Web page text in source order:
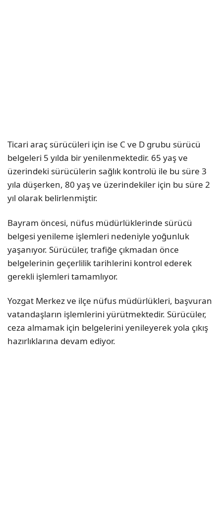
Ticari araç sürücüleri için ise C ve D grubu sürücü
belgeleri 5 yılda bir yenilenmektedir. 65 yaş ve
üzerindeki sürücülerin sağlık kontrolü ile bu süre 3
yıla düşerken, 80 yaş ve üzerindekiler için bu süre 2
yıl olarak belirlenmiştir.
Bayram öncesi, nüfus müdürlüklerinde sürücü
belgesi yenileme işlemleri nedeniyle yoğunluk
yaşanıyor. Sürücüler, trafiğe çıkmadan önce
belgelerinin geçerlilik tarihlerini kontrol ederek
gerekli işlemleri tamamlıyor.
Yozgat Merkez ve ilçe nüfus müdürlükleri, başvuran
vatandaşların işlemlerini yürütmektedir. Sürücüler,
ceza almamak için belgelerini yenileyerek yola çıkış
hazırlıklarına devam ediyor.